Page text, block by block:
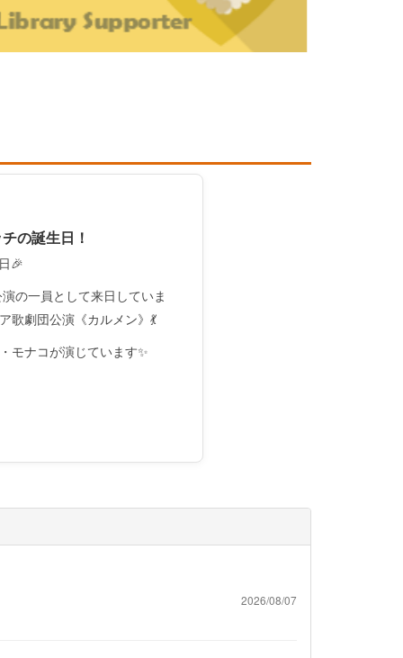
の誕生日！
🎉
の一員として来日していま
歌劇団公演《カルメン》💃
モナコが演じています✨
2026/08/07